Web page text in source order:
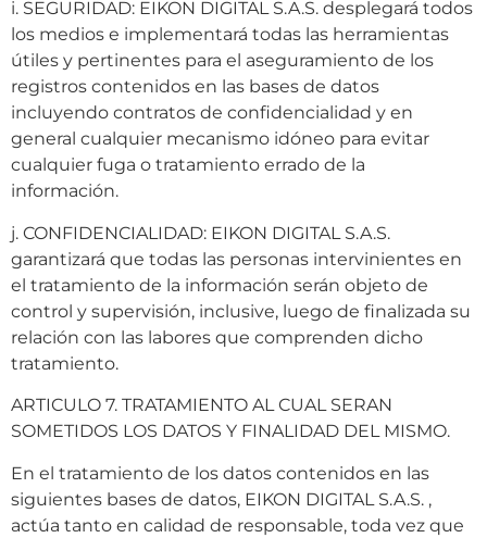
i. SEGURIDAD: EIKON DIGITAL S.A.S. desplegará todos
los medios e implementará todas las herramientas
útiles y pertinentes para el aseguramiento de los
registros contenidos en las bases de datos
incluyendo contratos de confidencialidad y en
general cualquier mecanismo idóneo para evitar
cualquier fuga o tratamiento errado de la
información.
j. CONFIDENCIALIDAD: EIKON DIGITAL S.A.S.
garantizará que todas las personas intervinientes en
el tratamiento de la información serán objeto de
control y supervisión, inclusive, luego de finalizada su
relación con las labores que comprenden dicho
tratamiento.
ARTICULO 7. TRATAMIENTO AL CUAL SERAN
SOMETIDOS LOS DATOS Y FINALIDAD DEL MISMO.
En el tratamiento de los datos contenidos en las
siguientes bases de datos, EIKON DIGITAL S.A.S. ,
actúa tanto en calidad de responsable, toda vez que